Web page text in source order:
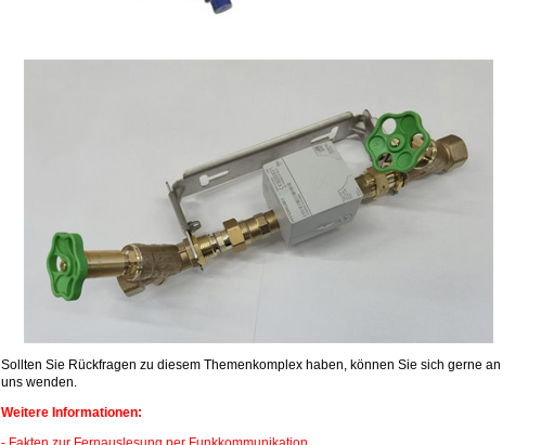
Sollten Sie Rückfragen zu diesem Themenkomplex haben, können Sie sich gerne an
uns wenden.
Weitere Informationen: